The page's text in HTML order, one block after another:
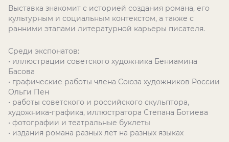
Выставка знакомит с историей создания романа, его
культурным и социальным контекстом, а также с
ранними этапами литературной карьеры писателя.
Среди экспонатов:
• иллюстрации советского художника Бениамина
Басова
• графические работы члена Союза художников России
Ольги Пен
• работы советского и российского скульптора,
художника-графика, иллюстратора Степана Ботиева
• фотографии и театральные буклеты
• издания романа разных лет на разных языках